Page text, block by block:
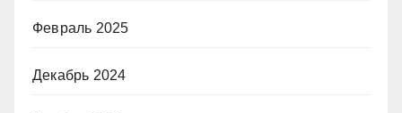
Февраль 2025
Декабрь 2024